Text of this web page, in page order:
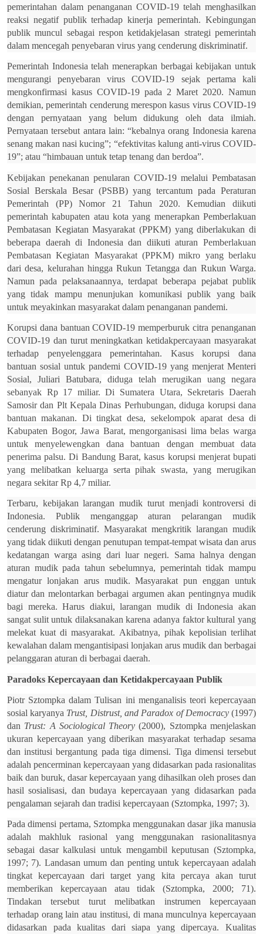
pemerintahan dalam penanganan COVID-19 telah menghasilkan
reaksi negatif publik terhadap kinerja pemerintah. Kebingungan
publik muncul sebagai respon ketidakjelasan strategi pemerintah
dalam mencegah penyebaran virus yang cenderung diskriminatif.
Pemerintah Indonesia telah menerapkan berbagai kebijakan untuk
mengurangi penyebaran virus COVID-19 sejak pertama kali
mengkonfirmasi kasus COVID-19 pada 2 Maret 2020. Namun
demikian, pemerintah cenderung merespon kasus virus COVID-19
dengan pernyataan yang belum didukung oleh data ilmiah.
Pernyataan tersebut antara lain: “kebalnya orang Indonesia karena
senang makan nasi kucing”; “efektivitas kalung anti-virus COVID-
19”; atau “himbauan untuk tetap tenang dan berdoa”.
Kebijakan penekanan penularan COVID-19 melalui Pembatasan
Sosial Berskala Besar (PSBB) yang tercantum pada Peraturan
Pemerintah (PP) Nomor 21 Tahun 2020. Kemudian diikuti
pemerintah kabupaten atau kota yang menerapkan Pemberlakuan
Pembatasan Kegiatan Masyarakat (PPKM) yang diberlakukan di
beberapa daerah di Indonesia dan diikuti aturan Pemberlakuan
Pembatasan Kegiatan Masyarakat (PPKM) mikro yang berlaku
dari desa, kelurahan hingga Rukun Tetangga dan Rukun Warga.
Namun pada pelaksanaannya, terdapat beberapa pejabat publik
yang tidak mampu menunjukan komunikasi publik yang baik
untuk meyakinkan masyarakat dalam penanganan pandemi.
Korupsi dana bantuan COVID-19 memperburuk citra penanganan
COVID-19 dan turut meningkatkan ketidakpercayaan masyarakat
terhadap penyelenggara pemerintahan. Kasus korupsi dana
bantuan sosial untuk pandemi COVID-19 yang menjerat Menteri
Sosial, Juliari Batubara, diduga telah merugikan uang negara
sebanyak Rp 17 miliar. Di Sumatera Utara, Sekretaris Daerah
Samosir dan Plt Kepala Dinas Perhubungan, diduga korupsi dana
bantuan makanan. Di tingkat desa, sekelompok aparat desa di
Kabupaten Bogor, Jawa Barat, mengorganisasi lima belas warga
untuk menyelewengkan dana bantuan dengan membuat data
penerima palsu. Di Bandung Barat, kasus korupsi menjerat bupati
yang melibatkan keluarga serta pihak swasta, yang merugikan
negara sekitar Rp 4,7 miliar.
Terbaru, kebijakan larangan mudik turut menjadi kontroversi di
Indonesia. Publik menganggap aturan pelarangan mudik
cenderung diskriminatif. Masyarakat mengkritik larangan mudik
yang tidak diikuti dengan penutupan tempat-tempat wisata dan arus
kedatangan warga asing dari luar negeri. Sama halnya dengan
aturan mudik pada tahun sebelumnya, pemerintah tidak mampu
mengatur lonjakan arus mudik. Masyarakat pun enggan untuk
diatur dan melontarkan berbagai argumen akan pentingnya mudik
bagi mereka. Harus diakui, larangan mudik di Indonesia akan
sangat sulit untuk dilaksanakan karena adanya faktor kultural yang
melekat kuat di masyarakat. Akibatnya, pihak kepolisian terlihat
kewalahan dalam mengantisipasi lonjakan arus mudik dan berbagai
pelanggaran aturan di berbagai daerah.
Paradoks Kepercayaan dan Ketidakpercayaan Publik
Piotr Sztompka dalam Tulisan ini menganalisis teori kepercayaan
sosial karyanya Trust, Distrust, and Paradox of Democracy(1997)
dan Trust: A Sociological Theory (2000), Sztompka menjelaskan
ukuran kepercayaan yang diberikan masyarakat terhadap sesama
dan institusi bergantung pada tiga dimensi. Tiga dimensi tersebut
adalah pencerminan kepercayaan yang didasarkan pada rasionalitas
baik dan buruk, dasar kepercayaan yang dihasilkan oleh proses dan
hasil sosialisasi, dan budaya kepercayaan yang didasarkan pada
pengalaman sejarah dan tradisi kepercayaan (Sztompka, 1997; 3).
Pada dimensi pertama, Sztompka menggunakan dasar jika manusia
adalah makhluk rasional yang menggunakan rasionalitasnya
sebagai dasar kalkulasi untuk mengambil keputusan (Sztompka,
1997; 7). Landasan umum dan penting untuk kepercayaan adalah
tingkat kepercayaan dari target yang kita percaya akan turut
memberikan kepercayaan atau tidak (Sztompka, 2000; 71).
Tindakan tersebut turut melibatkan instrumen kepercayaan
terhadap orang lain atau institusi, di mana munculnya kepercayaan
didasarkan pada kualitas dari siapa yang dipercaya. Kualitas